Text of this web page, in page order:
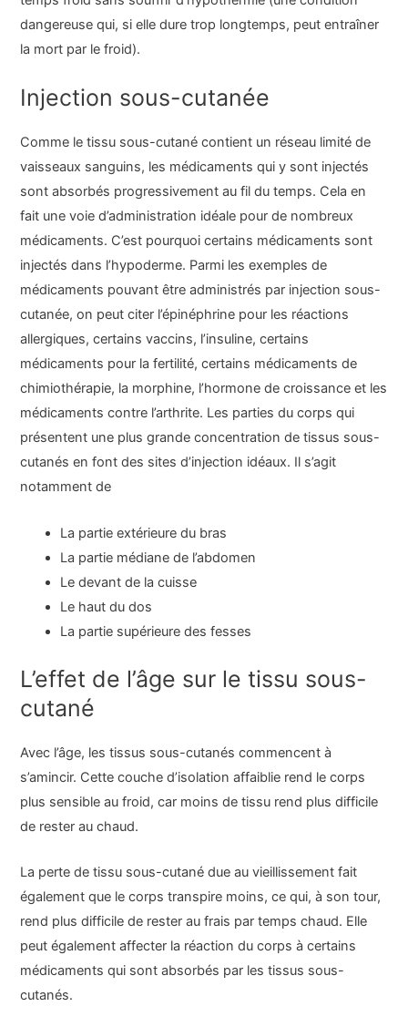
dangereuse qui, si elle dure trop longtemps, peut entraîner
la mort par le froid).
Injection sous-cutanée
Comme le tissu sous-cutané contient un réseau limité de
vaisseaux sanguins, les médicaments qui y sont injectés
sont absorbés progressivement au fil du temps. Cela en
fait une voie d’administration idéale pour de nombreux
médicaments. C’est pourquoi certains médicaments sont
injectés dans l’hypoderme. Parmi les exemples de
médicaments pouvant être administrés par injection sous-
cutanée, on peut citer l’épinéphrine pour les réactions
allergiques, certains vaccins, l’insuline, certains
médicaments pour la fertilité, certains médicaments de
chimiothérapie, la morphine, l’hormone de croissance et les
médicaments contre l’arthrite. Les parties du corps qui
présentent une plus grande concentration de tissus sous-
cutanés en font des sites d’injection idéaux. Il s’agit
notamment de
La partie extérieure du bras
La partie médiane de l’abdomen
Le devant de la cuisse
Le haut du dos
La partie supérieure des fesses
L’effet de l’âge sur le tissu sous-
cutané
Avec l’âge, les tissus sous-cutanés commencent à
s’amincir. Cette couche d’isolation affaiblie rend le corps
plus sensible au froid, car moins de tissu rend plus difficile
de rester au chaud.
La perte de tissu sous-cutané due au vieillissement fait
également que le corps transpire moins, ce qui, à son tour,
rend plus difficile de rester au frais par temps chaud. Elle
peut également affecter la réaction du corps à certains
médicaments qui sont absorbés par les tissus sous-
cutanés.